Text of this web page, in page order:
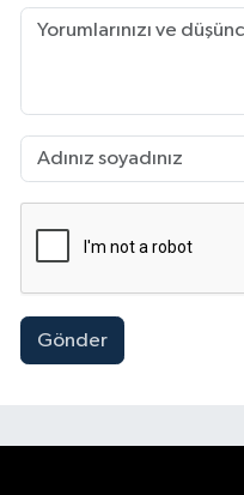
Gönder